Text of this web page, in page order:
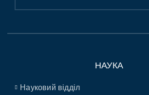
НАУКА
Науковий відділ